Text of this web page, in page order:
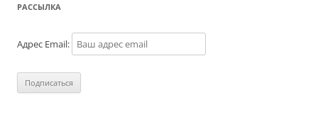
РАССЫЛКА
Адрес Email: